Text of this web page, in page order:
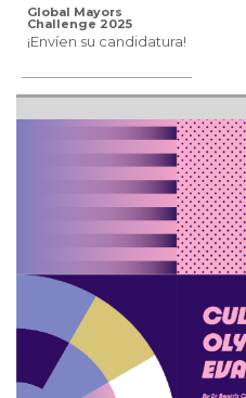
Global Mayors
Challenge 2025
¡Envíen su candidatura!